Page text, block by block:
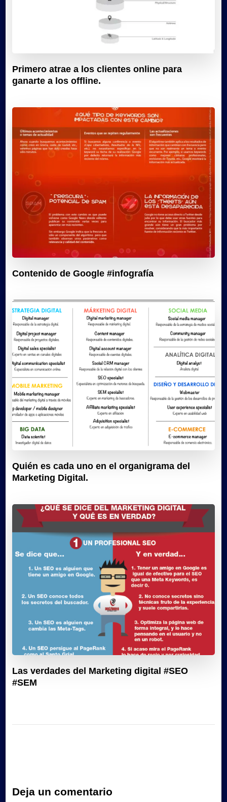
Primero atrae a los clientes online para
ganarte a los offline.
Contenido de Google #infografía
Quién es cada uno en el organigrama del
Marketing Digital.
Las verdades del Marketing digital #SEO
#SEM
Deja un comentario